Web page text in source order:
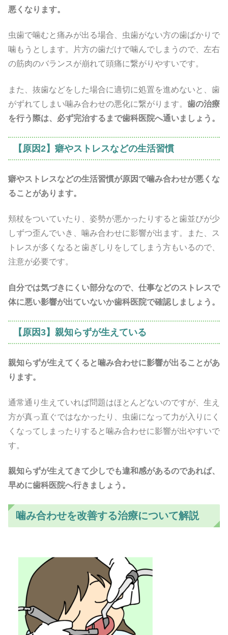
悪くなります。
虫歯で噛むと痛みが出る場合、虫歯がない方の歯ばかりで
噛もうとします。片方の歯だけで噛んでしまうので、左右
の筋肉のバランスが崩れて頭痛に繋がりやすいです。
また、抜歯などをした場合に適切に処置を進めないと、歯
がずれてしまい噛み合わせの悪化に繋がります。 歯の治療
を行う際は、必ず完治するまで歯科医院へ通いましょう。
【原因2】癖やストレスなどの生活習慣
癖やストレスなどの生活習慣が原因で噛み合わせが悪くな
ることがあります。
頬杖をついていたり、姿勢が悪かったりすると歯並びが少
しずつ歪んでいき、噛み合わせに影響が出ます。また、ス
トレスが多くなると歯ぎしりをしてしまう方もいるので、
注意が必要です。
自分では気づきにくい部分なので、仕事などのストレスで
体に悪い影響が出ていないか歯科医院で確認しましょう。
【原因3】親知らずが生えている
親知らずが生えてくると噛み合わせに影響が出ることがあ
ります。
通常通り生えていれば問題はほとんどないのですが、生え
方が真っ直ぐではなかったり、虫歯になって力が入りにく
くなってしまったりすると噛み合わせに影響が出やすいで
す。
親知らずが生えてきて少しでも違和感があるのであれば、
早めに歯科医院へ行きましょう。
噛み合わせを改善する治療について解説